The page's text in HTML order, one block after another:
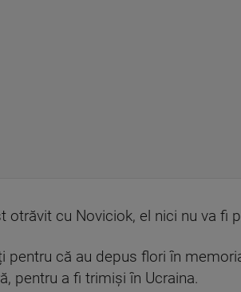
otrăvit cu Noviciok, el nici nu va fi
pentru că au depus flori în
pentru a fi trimiși în Ucraina.